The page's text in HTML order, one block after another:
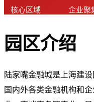
核心区域 企业聚
园区介绍
陆家嘴金融城是上海建
国内外各类金融机构和